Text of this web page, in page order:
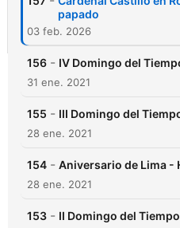
papado
03 feb. 2026
156 - IV Domingo del
31 ene. 2021
155 - III Domingo del
28 ene. 2021
154 - Aniversario de Lima -
28 ene. 2021
153 - II Domingo del